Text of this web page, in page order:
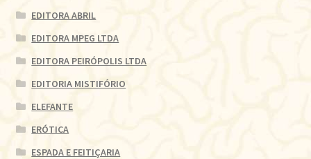
EDITORA ABRIL
EDITORA MPEG LTDA
EDITORA PEIRÓPOLIS LTDA
EDITORIA MISTIFÓRIO
ELEFANTE
ERÓTICA
ESPADA E FEITIÇARIA